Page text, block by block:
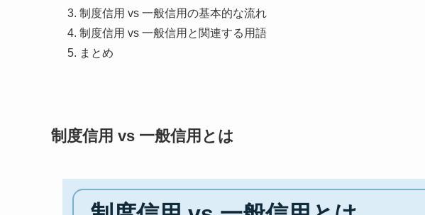
制度信用 vs 一般信用の基本的な流れ
制度信用 vs 一般信用と関連する用語
まとめ
制度信用 vs 一般信用とは